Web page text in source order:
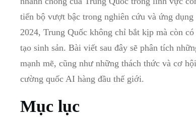
tiến bộ vượt bậc trong nghiên cứu và ứng
2024, Trung Quốc không chỉ bắt kịp mà còn
tạo sinh sản. Bài viết sau đây sẽ phân tích
mạnh mẽ, cũng như những thách thức và cơ
cường quốc AI hàng đầu thế giới.
Mục lục